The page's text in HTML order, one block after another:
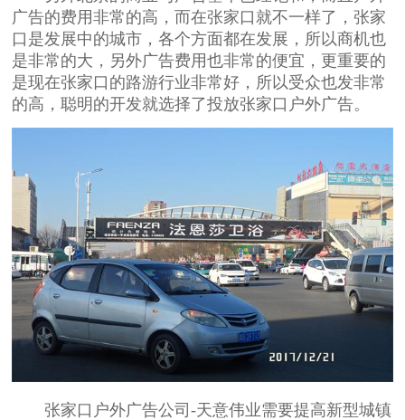
广告的费用非常的高，而在张家口就不一样了，张家
口是发展中的城市，各个方面都在发展，所以商机也
是非常的大，另外广告费用也非常的便宜，更重要的
是现在张家口的路游行业非常好，所以受众也发非常
的高，聪明的开发就选择了投放张家口户外广告。
张家口户外广告公司-天意伟业需要提高新型城镇